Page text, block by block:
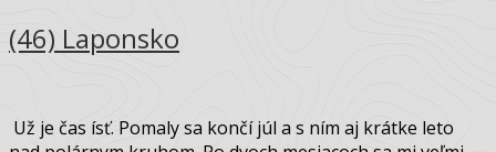
(46) Laponsko
Už je čas ísť. Pomaly sa končí júl a s ním aj krátke leto